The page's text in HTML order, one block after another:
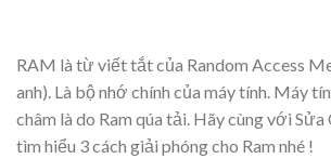
RAM là từ viết tắt của Random Access
anh). Là bộ nhớ chính của máy tính. Máy
châm là do Ram qúa tải. Hãy cùng với
tìm hiểu 3 cách giải phóng cho Ram nhé !